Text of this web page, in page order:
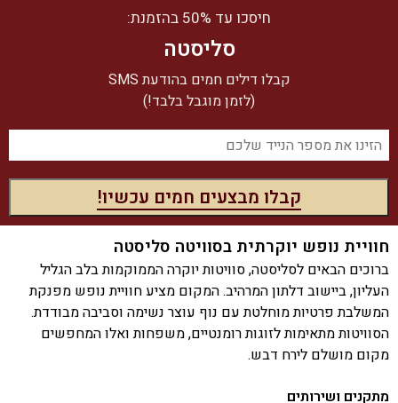
חיסכו עד 50% בהזמנת:
סליסטה
קבלו דילים חמים בהודעת SMS
(לזמן מוגבל בלבד!)
חוויית נופש יוקרתית בסוויטה סליסטה
ברוכים הבאים לסליסטה, סוויטות יוקרה הממוקמות בלב הגליל
העליון, ביישוב דלתון המרהיב. המקום מציע חוויית נופש מפנקת
המשלבת פרטיות מוחלטת עם נוף עוצר נשימה וסביבה מבודדת.
הסוויטות מתאימות לזוגות רומנטיים, משפחות ואלו המחפשים
מקום מושלם לירח דבש.
מתקנים ושירותים